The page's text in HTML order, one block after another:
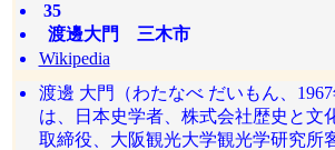
35
渡邊大門 三木市
Wikipedia
渡邊 大門（わたなべ だいもん、1967
は、日本史学者、株式会社歴史と文
取締役、大阪観光大学観光学研究所